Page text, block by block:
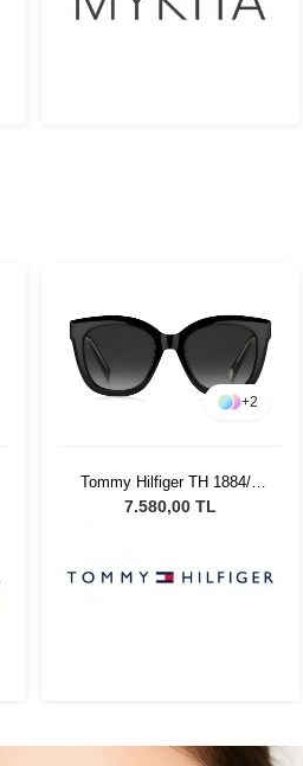
+2
Tommy Hilfiger TH 1884/S
8079O - 52 Kadın Güneş
7.580,00 TL